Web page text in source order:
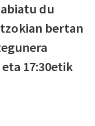
du
bertan
17:30etik